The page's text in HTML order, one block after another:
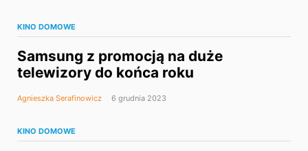
KINO DOMOWE
Samsung z promocją na duże
telewizory do końca roku
Agnieszka Serafinowicz 6 grudnia 2023
KINO DOMOWE